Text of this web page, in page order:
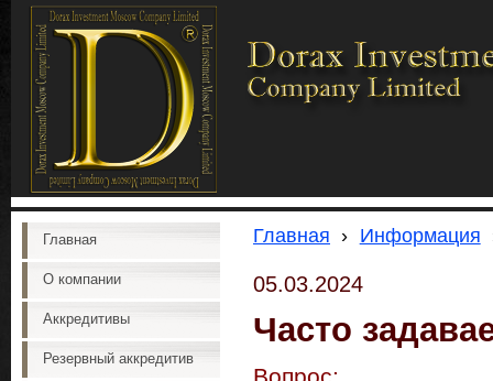
Главная
О компании
Аккредитивы
Резервный аккредитив
Главная › Информация
05.03.2024
Часто